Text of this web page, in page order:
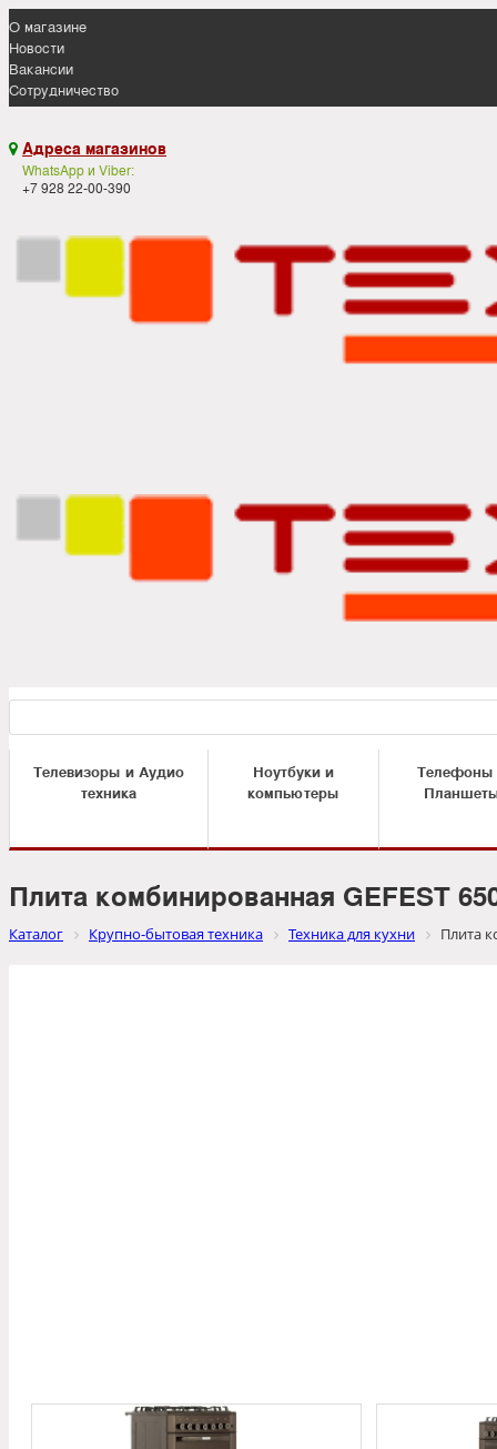
О магазине
Новости
Вакансии
Сотрудничество
 Адреса магазинов
WhatsApp и Viber:
+7 928 22-00-390
Телевизоры и Аудио
техника
Ноутбуки и
компьютеры
Телефоны
Плита комбинированная GEFEST
Каталог Крупно-бытовая техника Техника для кухни Плита